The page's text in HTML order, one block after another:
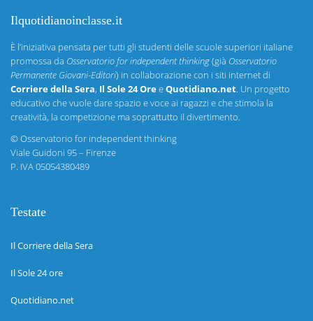
Ilquotidianoinclasse.it
È l’iniziativa pensata per tutti gli studenti delle scuole superiori italiane
promossa da Osservatorio for independent thinking(già Osservatorio
Permanente Giovani-Editori) in collaborazione con i siti internet di
Corriere della Sera, Il Sole 24 OreeQuotidiano.net. Un progetto
educativo che vuole dare spazio e voce ai ragazzi e che stimola la
creatività, la competizione ma soprattutto il divertimento.
©Osservatorio for independent thinking
Viale Guidoni 95 – Firenze
P. IVA 05054380489
Testate
Il Corriere della Sera
Il Sole 24 ore
Quotidiano.net